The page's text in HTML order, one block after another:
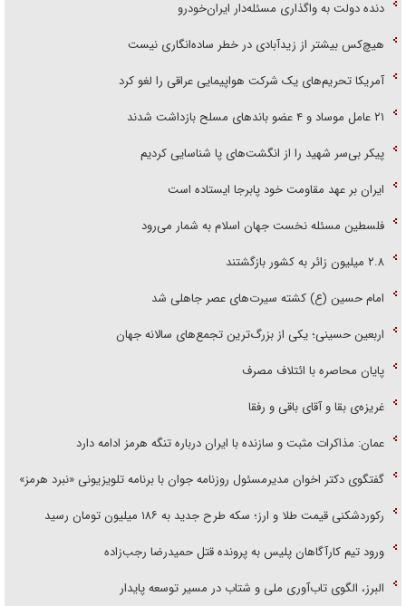
دنده دولت به واگذاری مسئله‌دار ایران‌خودرو
هیچ‌کس بیشتر از زیدآبادی در خطر ساده‌انگاری نیست
آمریکا تحریم‌های یک شرکت هواپیمایی عراقی را لغو کرد
۲۱ عامل موساد و ۴ عضو باند‌های مسلح بازداشت شدند
پیکر بی‌سر شهید را از انگشت‌های پا شناسایی کردیم
ایران بر عهد مقاومت خود پابرجا ایستاده است
فلسطین مسئله نخست جهان اسلام به شمار می‌رود
۲.۸ میلیون زائر به کشور بازگشتند
امام حسین (ع) کشته سیرت‌های عصر جاهلی شد
اربعین حسینی؛ یکی از بزرگ‌ترین تجمع‌های سالانه جهان
پایان محاصره با ائتلاف مصرف
غریزه‌ی بقا و آقای باقی و رفقا
عمان: مذاکرات مثبت و سازنده با ایران درباره تنگه هرمز ادامه دارد
گفتگوی دکتر اخوان مدیرمسئول روزنامه جوان با برنامه تلویزیونی «نبرد هرمز»
رکوردشکنی قیمت طلا و ارز؛ سکه طرح جدید به ۱۸۶ میلیون تومان رسید
ورود تیم کارآگاهان پلیس به پرونده قتل حمیدرضا رجب‌زاده
البرز، الگوی تاب‌آوری ملی و شتاب در مسیر توسعه پایدار